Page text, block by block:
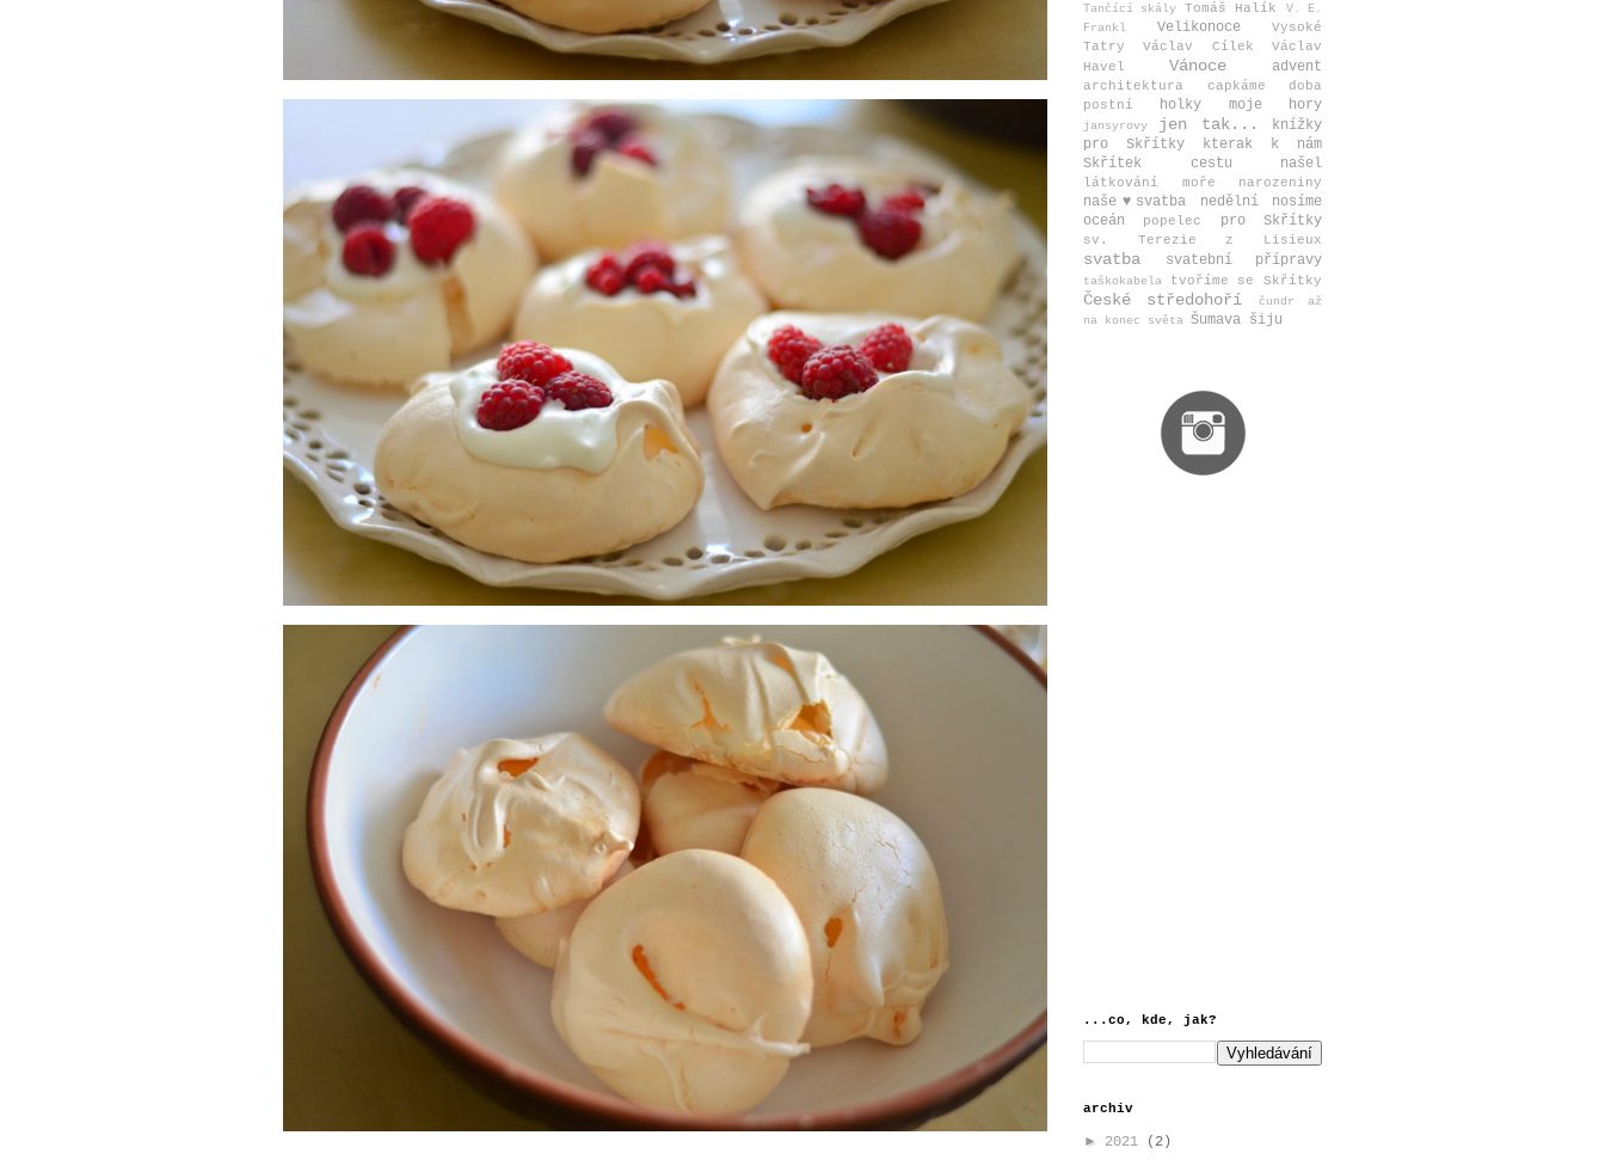
Tančící skály Tomáš Halík
V. E.
Frankl
Velikonoce
Vysoké
Tatry
Václav Cílek
Václav
Havel
Vánoce advent
architektura capkáme
doba
postní
holky moje hory
jansyrovy jen tak...
knížky
pro Skřítky
kterak k nám
Skřítek cestu našel
látkování moře narozeniny
naše♥svatba nedělní
nosíme
oceán
popelec pro Skřítky
sv. Terezie z Lisieux
svatba svatební přípravy
taškokabela tvoříme se Skřítky
České středohoří
čundr až
na konec světa Šumava šiju
...co, kde, jak?
archiv
► 2021
(2)